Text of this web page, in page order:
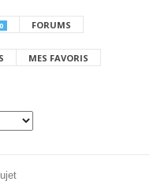
0 FORUMS
MES FAVORIS